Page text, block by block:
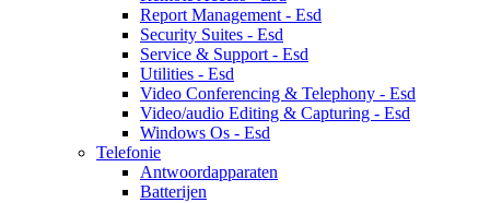
Report Management - Esd
Security Suites - Esd
Service & Support - Esd
Utilities - Esd
Video Conferencing & Telephony - Esd
Video/audio Editing & Capturing - Esd
Windows Os - Esd
Telefonie
Antwoordapparaten
Batterijen